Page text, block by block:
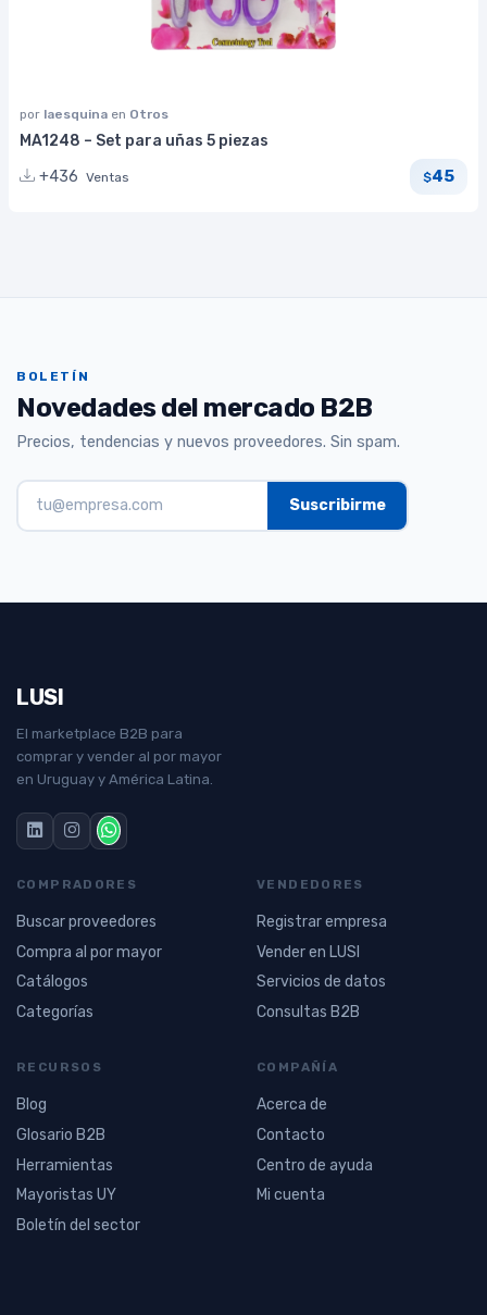
por laesquina en Otros
MA1248 – Set para uñas 5 piezas
+436 Ventas $45
BOLETÍN
Novedades del mercado B2B
Precios, tendencias y nuevos proveedores. Sin spam.
LUSI
El marketplace B2B para
comprar y vender al por mayor
en Uruguay y América Latina.
COMPRADORES
Buscar proveedores
Compra al por mayor
Catálogos
Categorías
VENDEDORES
Registrar empresa
Vender en LUSI
Servicios de datos
Consultas B2B
RECURSOS
Blog
Glosario B2B
Herramientas
Mayoristas UY
Boletín del sector
COMPAÑÍA
Acerca de
Contacto
Centro de ayuda
Mi cuenta